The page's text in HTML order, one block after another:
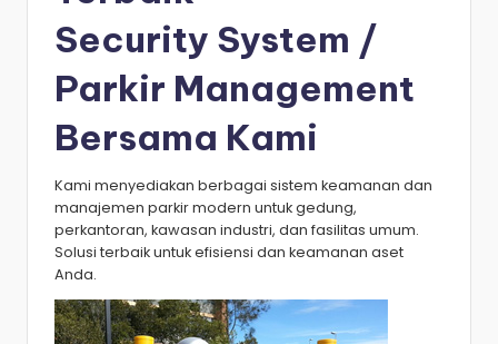
Security System /
Parkir Management
Bersama Kami
Kami menyediakan berbagai sistem keamanan dan
manajemen parkir modern untuk gedung,
perkantoran, kawasan industri, dan fasilitas umum.
Solusi terbaik untuk efisiensi dan keamanan aset
Anda.